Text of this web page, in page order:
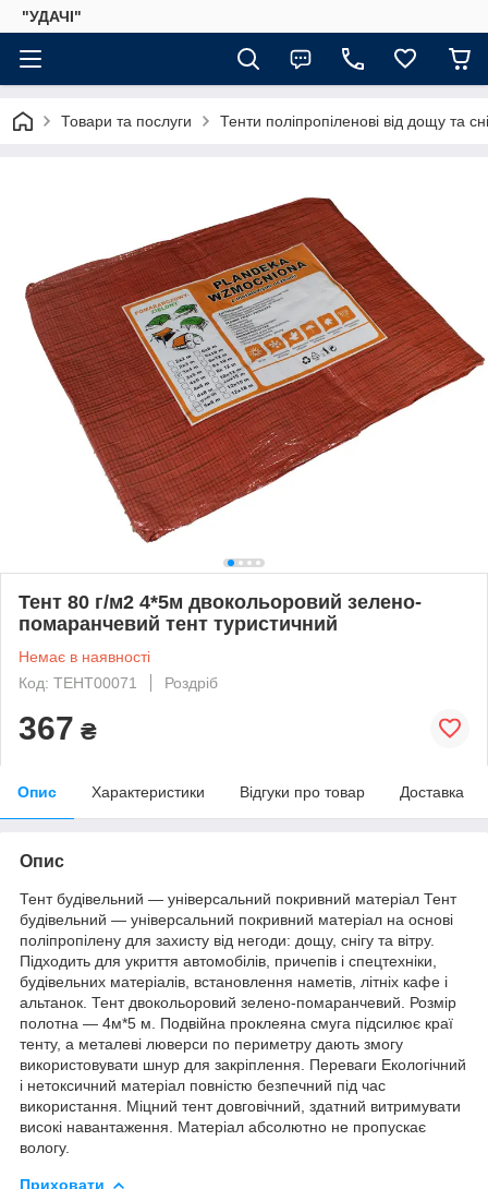
"УДАЧІ"
Товари та послуги Тенти поліпропіленові від дощу та
Тент 80 г/м2 4*5м двокольоровий зелено-
помаранчевий тент туристичний
Немає в наявності
Код: ТЕНТ00071
Роздріб
367 ₴
Опис Характеристики Відгуки про товар Доставка
Опис
Тент будівельний — універсальний покривний матеріал Тент
будівельний — універсальний покривний матеріал на основі
поліпропілену для захисту від негоди: дощу, снігу та вітру.
Підходить для укриття автомобілів, причепів і спецтехніки,
будівельних матеріалів, встановлення наметів, літніх кафе і
альтанок. Тент двокольоровий зелено-помаранчевий. Розмір
полотна — 4м*5 м. Подвійна проклеяна смуга підсилює краї
тенту, а металеві люверси по периметру дають змогу
використовувати шнур для закріплення. Переваги Екологічний
і нетоксичний матеріал повністю безпечний під час
використання. Міцний тент довговічний, здатний витримувати
високі навантаження. Матеріал абсолютно не пропускає
вологу.
Приховати